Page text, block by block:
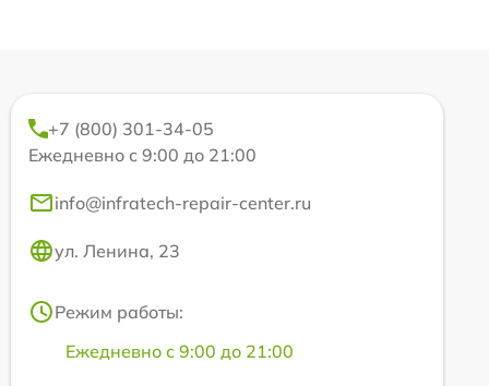
+7 (800) 301-34-05
Ежедневно с 9:00 до 21:00
info@infratech-repair-center.ru
ул. Ленина, 23
Режим работы:
Ежедневно с 9:00 до 21:00